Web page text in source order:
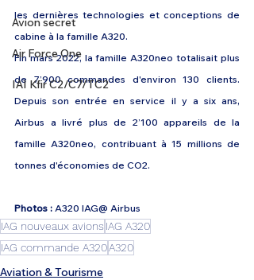
Avion secret
Air Force One
IAI Kfir C2/C7/TC2
les dernières technologies et conceptions de
cabine à la famille A320.
Fin mars 2022, la famille A320neo totalisait plus
de 7’900 commandes d'environ 130 clients.
Depuis son entrée en service il y a six ans,
Airbus a livré plus de 2’100 appareils de la
famille A320neo, contribuant à 15 millions de
tonnes d'économies de CO2.
Photos : A320 IAG@ Airbus
IAG nouveaux avions IAG A320
IAG commande A320A320
Aviation & Tourisme